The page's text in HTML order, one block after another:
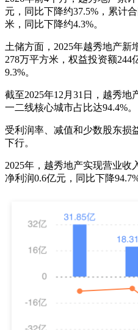
元，同比下降约37.5%，累计
米，同比下降约4.3%。
土储方面，2025年越秀地产新
278万平方米，权益投资额244
9.3%。
截至2025年12月31日，越秀地
一二线核心城市占比达94.4%。
受利润率、减值和少数股东损
下行。
2025年，越秀地产实现营业收
净利润0.6亿元，同比下降94.7%